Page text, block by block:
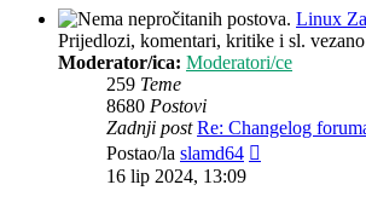
Linux
Prijedlozi, komentari, kritike i sl.
Moderator/ica: Moderatori/ce
259 Teme
8680 Postovi
Zadnji post Re: Changelog
Postao/la slamd64
16 lip 2024, 13:09